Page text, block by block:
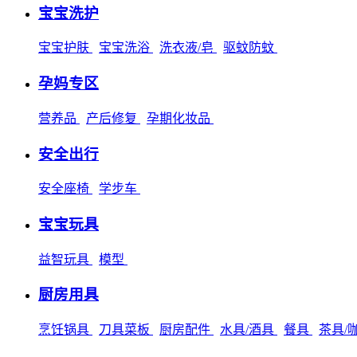
宝宝洗护
宝宝护肤 宝宝洗浴 洗衣液/皂 驱蚊防蚊
孕妈专区
营养品 产后修复 孕期化妆品
安全出行
安全座椅 学步车
宝宝玩具
益智玩具 模型
厨房用具
烹饪锅具 刀具菜板 厨房配件 水具/酒具 餐具 茶具/